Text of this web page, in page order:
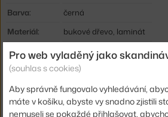
Barva:
černá
Materiál:
bukové dřevo, laminát
Podnož:
dřevo
Tvar stolu:
kruh
Deska stolu:
laminát / linoleum
Kód produktu HAY-AB800-B676-AH61
Pro web vyladěný jako
(souhlas s cookies)
Aby správně fungovalo vyhledávání,
máte v košíku, abyste vy snadno zjistili
nemuseli se pokaždé přihlašovat,